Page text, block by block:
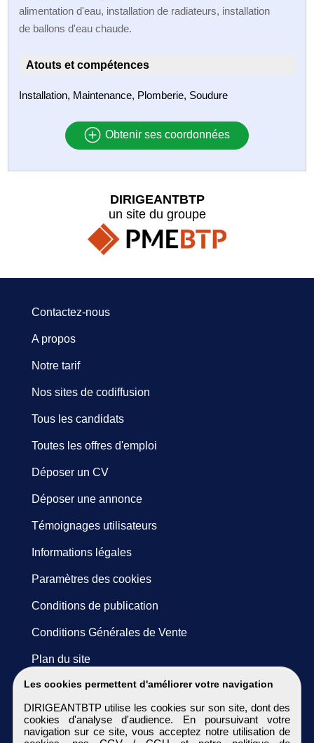
alimentation d'eau, installation de radiateurs, installation
de ballons d'eau chaude.
Atouts et compétences
Installation, Maintenance, Plomberie, Soudure
Obtenir ses coordonnées
Les cookies permettent d'améliorer votre navigation
DIRIGEANTBTP utilise les cookies sur son site, dont des
cookies d'analyse d'audience. En poursuivant votre
navigation sur ce site, vous acceptez notre utilisation de
DIRIGEANTBTP
un site du groupe
Contactez-nous
A propos
Notre tarif
Nos sites de codiffusion
Tous les candidats
Toutes les offres d'emploi
Déposer un CV
Déposer une annonce
Témoignages utilisateurs
Informations légales
Paramètres des cookies
Conditions de publication
Conditions Générales de Vente
Plan du site